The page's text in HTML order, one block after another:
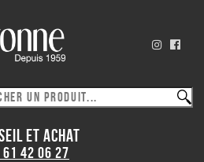
ET ACHAT
42 06 27